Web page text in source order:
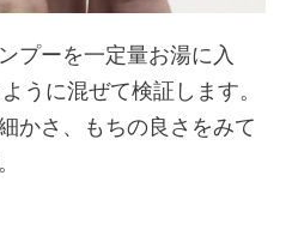
プーを一定量お湯に入
うに混ぜて検証します。
かさ、もちの良さをみて